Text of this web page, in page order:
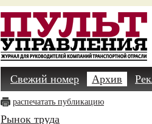
Свежий номер Архив
распечатать публикацию
Рынок труда